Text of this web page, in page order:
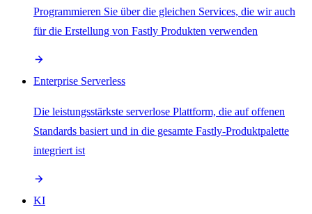
Programmieren Sie über die gleichen Services, die wir auch
für die Erstellung von Fastly Produkten verwenden
Enterprise Serverless
Die leistungsstärkste serverlose Plattform, die auf offenen
Standards basiert und in die gesamte Fastly-Produktpalette
integriert ist
KI